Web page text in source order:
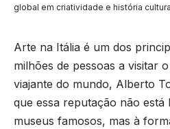
global em criatividade e história
Arte na Itália é um dos
milhões de pessoas a visitar
viajante do mundo, Alberto
que essa reputação não está
museus famosos, mas à